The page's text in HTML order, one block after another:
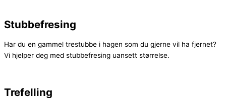
Stubbefresing
Har du en gammel trestubbe i hagen som du gjerne vil ha fjernet?
Vi hjelper deg med stubbefresing uansett størrelse.
Trefelling